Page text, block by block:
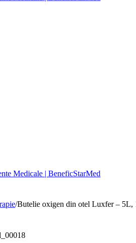
/Butelie oxigen din otel Luxfer – 5L,